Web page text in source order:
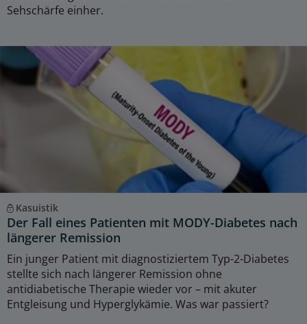
Sehschärfe einher.
Kasuistik
Der Fall eines Patienten mit MODY-Diabetes nach
längerer Remission
Ein junger Patient mit diagnostiziertem Typ-2-Diabetes
stellte sich nach längerer Remission ohne
antidiabetische Therapie wieder vor – mit akuter
Entgleisung und Hyperglykämie. Was war passiert?